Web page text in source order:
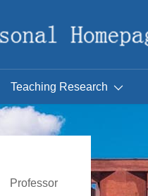
Teaching Research
Professor